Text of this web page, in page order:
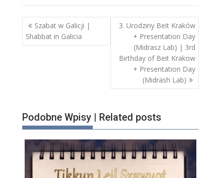
Nawigacja
wpisu
Szabat w Galicji |
Shabbat in Galicia
3. Urodziny Beit Kraków
+ Presentation Day
(Midrasz Lab) | 3rd
Birthday of Beit Krakow
+ Presentation Day
(Midrash Lab)
Podobne Wpisy | Related posts